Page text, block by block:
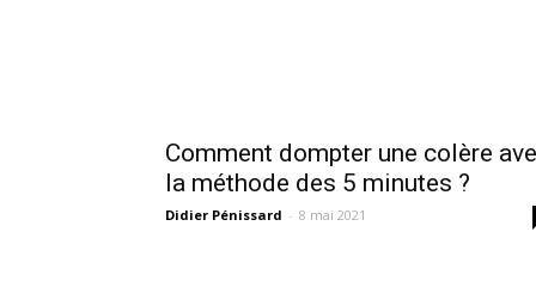
Comment dompter une colère
la méthode des 5 minutes ?
Didier Pénissard - 8 mai 2021